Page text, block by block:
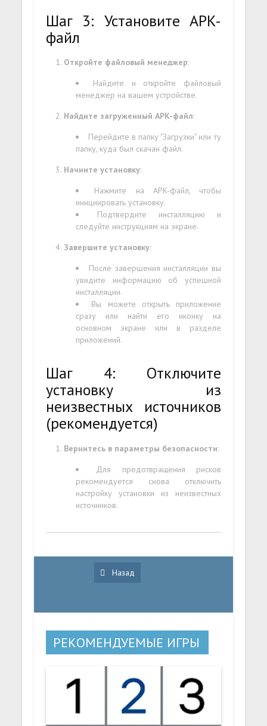
Шаг 3: Установите APK-
файл
Откройте файловый менеджер:
Найдите и откройте файловый
менеджер на вашем устройстве.
Найдите загруженный APK-файл:
Перейдите в папку "Загрузки" или ту
папку, куда был скачан файл.
Начните установку:
Нажмите на APK-файл, чтобы
инициировать установку.
Подтвердите инсталляцию и
следуйте инструкциям на экране.
Завершите установку:
После завершения инсталляции вы
увидите информацию об успешной
инсталляции.
Вы можете открыть приложение
сразу или найти его иконку на
основном экране или в разделе
приложений.
Шаг 4: Отключите
установку из
неизвестных источников
(рекомендуется)
Вернитесь в параметры безопасности:
Для предотвращения рисков
рекомендуется снова отключить
настройку установки из неизвестных
источников.
Назад
РЕКОМЕНДУЕМЫЕ ИГРЫ